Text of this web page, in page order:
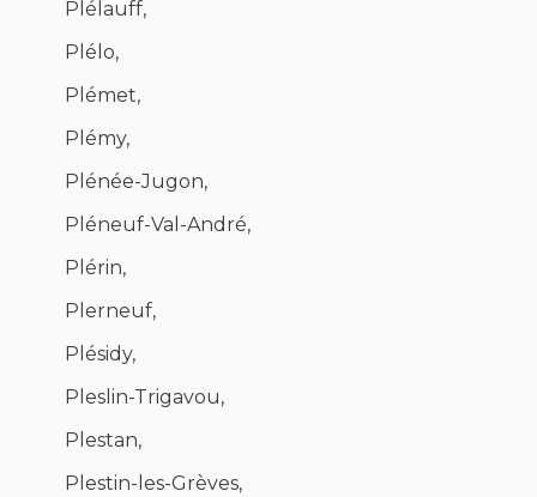
Plélauff,
Plélo,
Plémet,
Plémy,
Plénée-Jugon,
Pléneuf-Val-André,
Plérin,
Plerneuf,
Plésidy,
Pleslin-Trigavou,
Plestan,
Plestin-les-Grèves,